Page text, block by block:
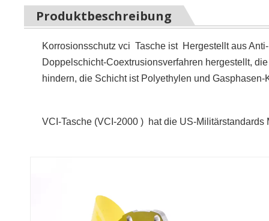
Produktbeschreibung
Korrosionsschutz vci Tasche ist Hergestellt aus
Doppelschicht-Coextrusionsverfahren hergestellt,
hindern, die Schicht ist Polyethylen und
VCI-Tasche (VCI-2000 ) hat die US-Militärstandards